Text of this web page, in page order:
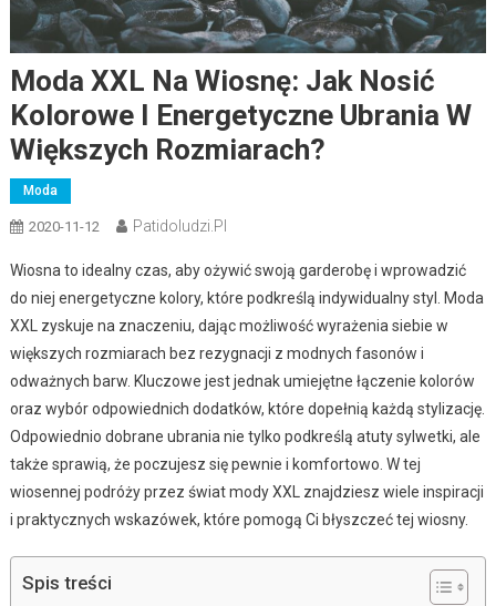
Moda XXL Na Wiosnę: Jak Nosić
Kolorowe I Energetyczne Ubrania W
Większych Rozmiarach?
Moda
2020-11-12 Patidoludzi.pl
Wiosna to idealny czas, aby ożywić swoją garderobę i wprowadzić
do niej energetyczne kolory, które podkreślą indywidualny styl. Moda
XXL zyskuje na znaczeniu, dając możliwość wyrażenia siebie w
większych rozmiarach bez rezygnacji z modnych fasonów i
odważnych barw. Kluczowe jest jednak umiejętne łączenie kolorów
oraz wybór odpowiednich dodatków, które dopełnią każdą stylizację.
Odpowiednio dobrane ubrania nie tylko podkreślą atuty sylwetki, ale
także sprawią, że poczujesz się pewnie i komfortowo. W tej
wiosennej podróży przez świat mody XXL znajdziesz wiele inspiracji
i praktycznych wskazówek, które pomogą Ci błyszczeć tej wiosny.
Spis treści